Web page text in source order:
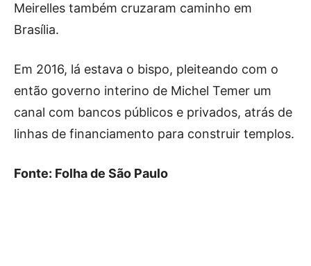
Meirelles também cruzaram caminho em
Brasília.
Em 2016, lá estava o bispo, pleiteando com o
então governo interino de Michel Temer um
canal com bancos públicos e privados, atrás de
linhas de financiamento para construir templos.
Fonte: Folha de São Paulo